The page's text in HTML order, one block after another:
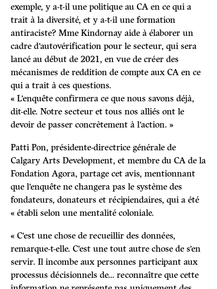
exemple, y a-t-il une politique au CA en ce qui a
trait à la diversité, et y a-t-il une formation
antiraciste? Mme Kindornay aide à élaborer un
cadre d’autovérification pour le secteur, qui sera
lancé au début de 2021, en vue de créer des
mécanismes de reddition de compte aux CA en ce
qui a trait à ces questions.
« L’enquête confirmera ce que nous savons déjà,
dit-elle. Notre secteur et tous nos alliés ont le
devoir de passer concrètement à l’action. »
Patti Pon, présidente-directrice générale de
Calgary Arts Development, et membre du CA de la
Fondation Agora, partage cet avis, mentionnant
que l’enquête ne changera pas le système des
fondateurs, donateurs et récipiendaires, qui a été
« établi selon une mentalité coloniale.
« C’est une chose de recueillir des données,
remarque-t-elle. C’est une tout autre chose de s’en
servir. Il incombe aux personnes participant aux
processus décisionnels de… reconnaître que cette